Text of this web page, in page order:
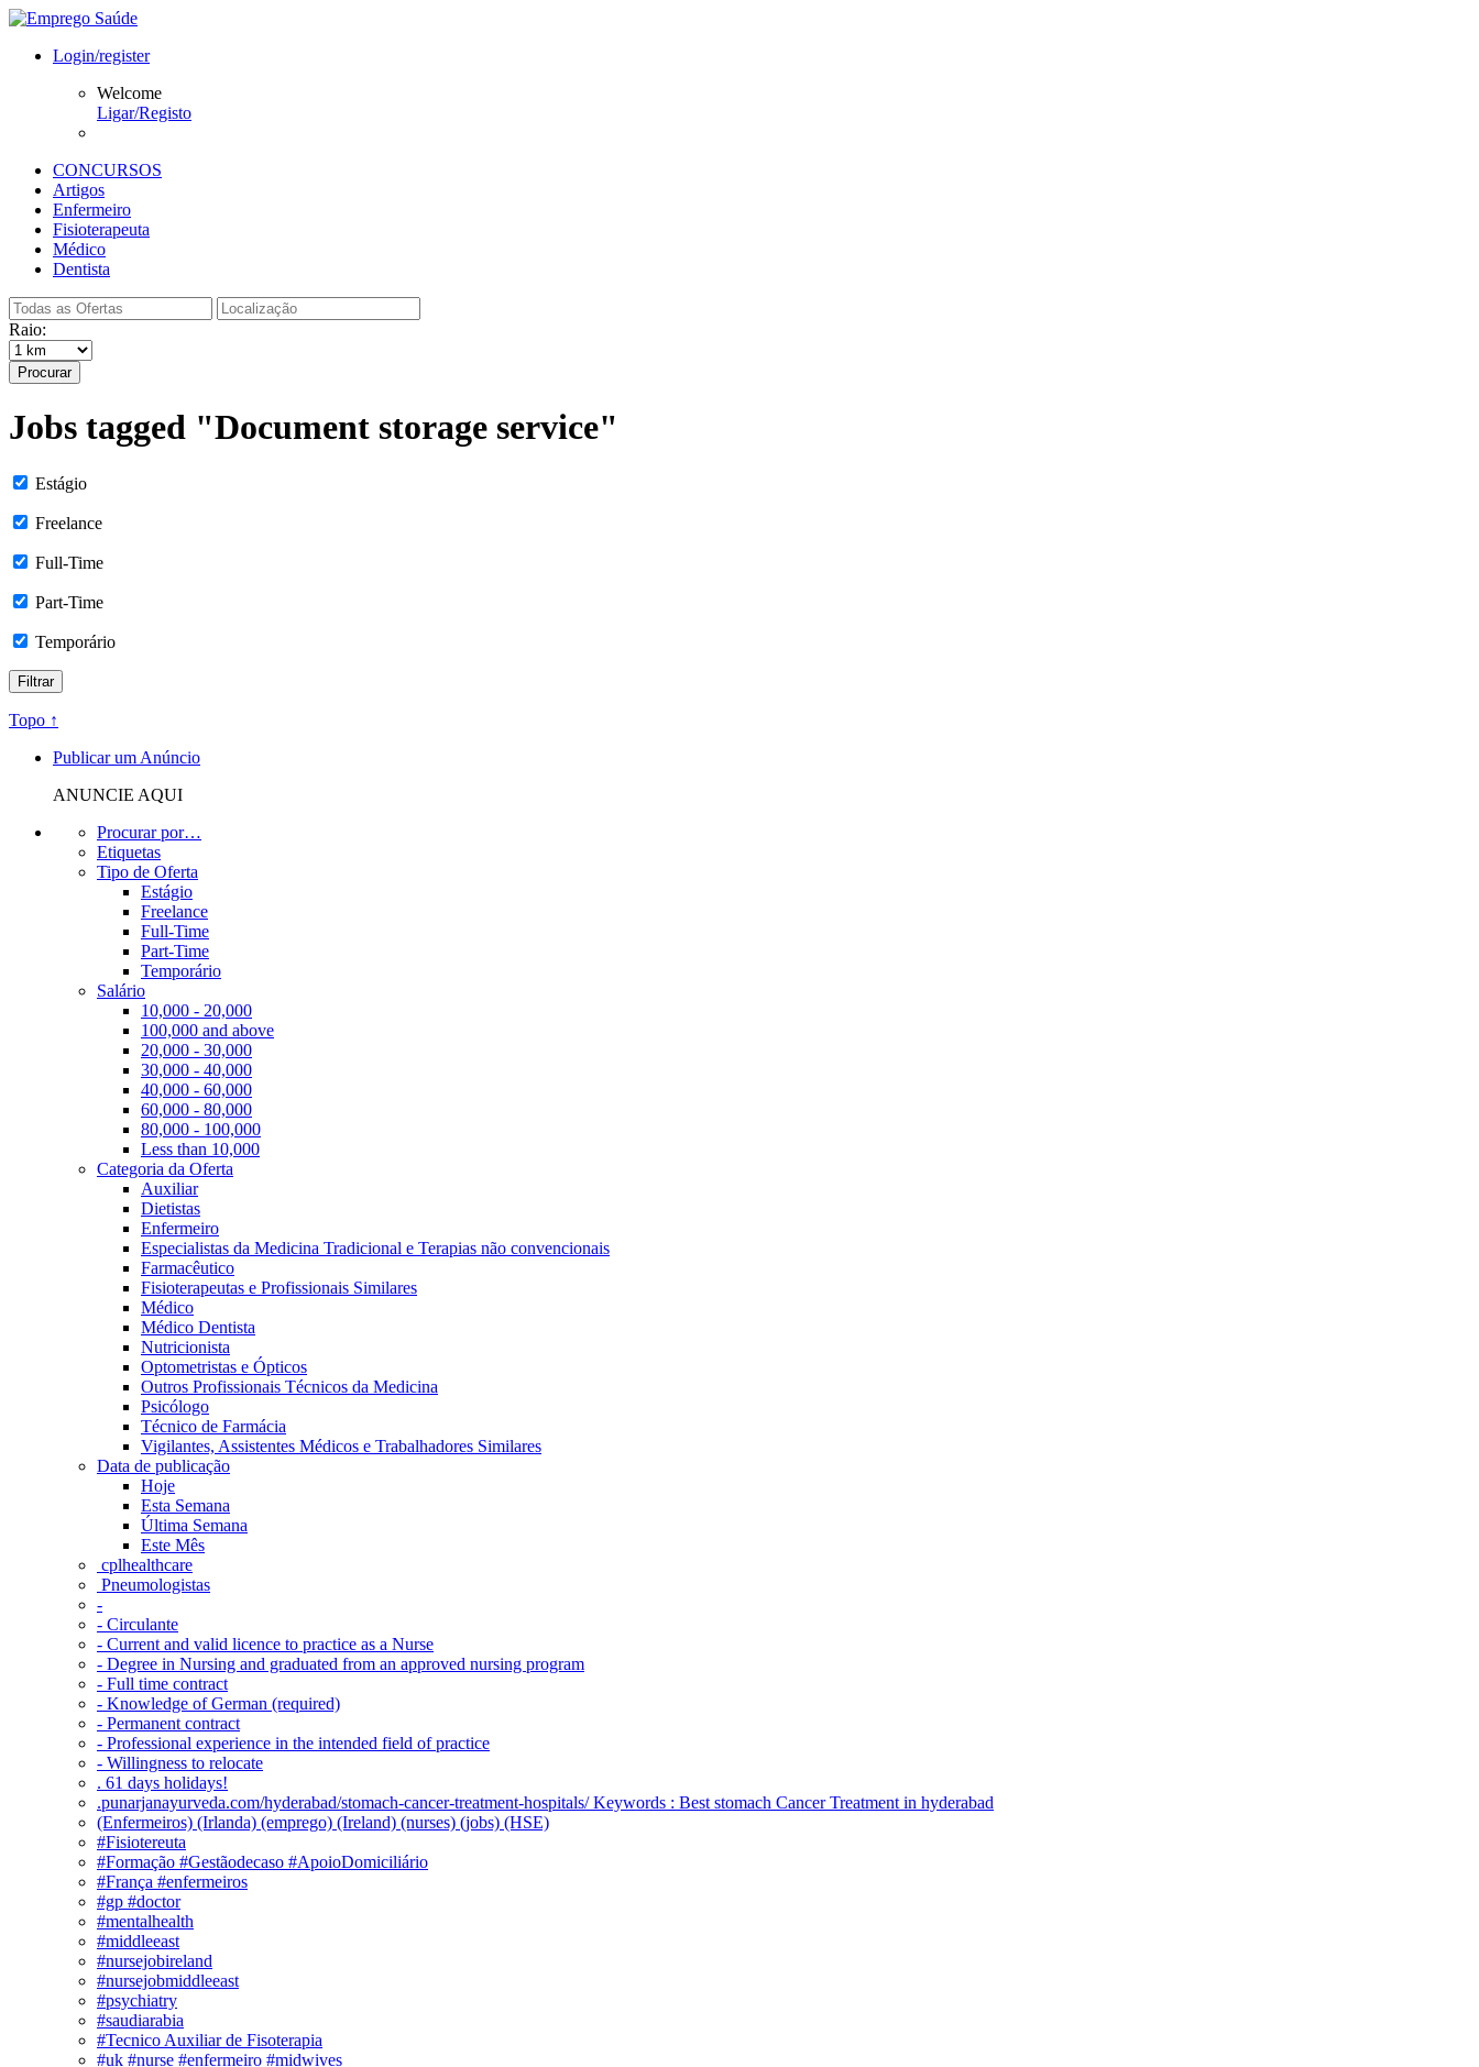
Login/register
Welcome
Ligar/Registo
CONCURSOS
Artigos
Enfermeiro
Fisioterapeuta
Médico
Dentista
Raio:
Procurar
Jobs tagged "Document storage service"
Estágio
Freelance
Full-Time
Part-Time
Temporário
Topo ↑
Publicar um Anúncio
ANUNCIE AQUI
Procurar por…
Etiquetas
Tipo de Oferta
Estágio
Freelance
Full-Time
Part-Time
Temporário
Salário
10,000 - 20,000
100,000 and above
20,000 - 30,000
30,000 - 40,000
40,000 - 60,000
60,000 - 80,000
80,000 - 100,000
Less than 10,000
Categoria da Oferta
Auxiliar
Dietistas
Enfermeiro
Especialistas da Medicina Tradicional e Terapias não convencionais
Farmacêutico
Fisioterapeutas e Profissionais Similares
Médico
Médico Dentista
Nutricionista
Optometristas e Ópticos
Outros Profissionais Técnicos da Medicina
Psicólogo
Técnico de Farmácia
Vigilantes, Assistentes Médicos e Trabalhadores Similares
Data de publicação
Hoje
Esta Semana
Última Semana
Este Mês
‎ cplhealthcare‬
Pneumologistas
-
- Circulante
- Current and valid licence to practice as a Nurse
- Degree in Nursing and graduated from an approved nursing program
- Full time contract
- Knowledge of German (required)
- Permanent contract
- Professional experience in the intended field of practice
- Willingness to relocate
. 61 days holidays!
.punarjanayurveda.com/hyderabad/stomach-cancer-treatment-hospitals/ Keywords : Best stomach Cancer Treatment in hyderabad
(Enfermeiros) (Irlanda) (emprego) (Ireland) (nurses) (jobs) (HSE)
#Fisiotereuta
#Formação #Gestãodecaso #ApoioDomiciliário
#França #enfermeiros
#gp #doctor
#mentalhealth
#middleeast
#nursejobireland
#nursejobmiddleeast
#psychiatry
#saudiarabia
#Tecnico Auxiliar de Fisoterapia
#uk #nurse #enfermeiro #midwives